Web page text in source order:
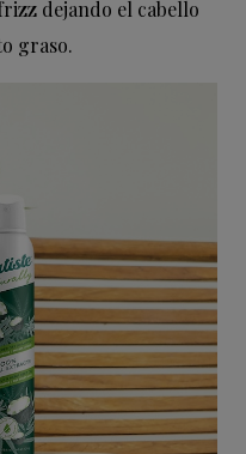
dejando el cabello
graso.